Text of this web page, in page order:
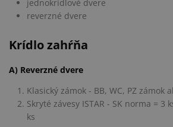
jednokrídlové dvere
reverzné dvere
Krídlo zahŕňa
A) Reverzné dvere
Klasický zámok - BB, WC, PZ zámok
Skryté závesy ISTAR - SK norma = 3
ks